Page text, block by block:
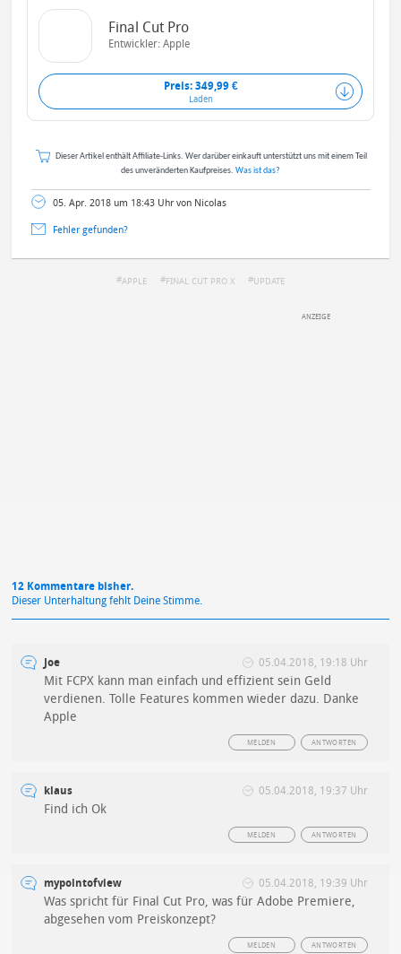
Final Cut Pro
Entwickler:Apple
Preis: 349,99 €
Laden
Dieser Artikel enthält Affiliate-Links. Wer darüber einkauft unterstützt uns mit einem Teil
des unveränderten Kaufpreises. Was ist das?
05. Apr. 2018 um 18:43 Uhr von Nicolas
Fehler gefunden?
APPLE FINAL CUT PRO X UPDATE
12 Kommentare bisher.
Dieser Unterhaltung fehlt Deine Stimme.
Joe 05.04.2018, 19:18 Uhr
Mit FCPX kann man einfach und effizient sein Geld
verdienen. Tolle Features kommen wieder dazu. Danke
Apple
ANTWORTEN
MELDEN
klaus 05.04.2018, 19:37 Uhr
Find ich Ok
ANTWORTEN
MELDEN
mypointofview 05.04.2018, 19:39 Uhr
Was spricht für Final Cut Pro, was für Adobe Premiere,
abgesehen vom Preiskonzept?
ANTWORTEN
MELDEN